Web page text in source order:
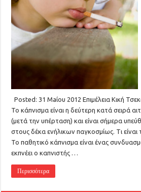
Posted: 31 Maίου 2012 Επιμέλεια Κική
Το κάπνισμα είναι η δεύτερη κατά σειρά
(μετά την υπέρταση) και είναι σήμερα
στους δέκα ενήλικων παγκοσμίως. Tι είναι
Το παθητικό κάπνισμα είναι ένας
εκπνέει ο καπνιστής …
Περισσότερα